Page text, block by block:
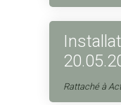
Rattaché à